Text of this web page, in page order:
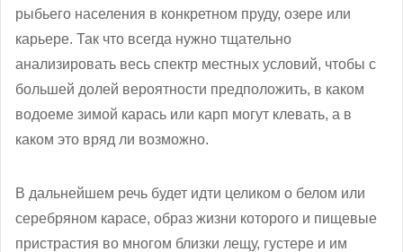
рыбьего населения в конкретном пруду, озере или
карьере. Так что всегда нужно тщательно
анализировать весь спектр местных условий, чтобы с
большей долей вероятности предположить, в каком
водоеме зимой карась или карп могут клевать, а в
каком это вряд ли возможно.
В дальнейшем речь будет идти целиком о белом или
серебряном карасе, образ жизни которого и пищевые
пристрастия во многом близки лещу, густере и им